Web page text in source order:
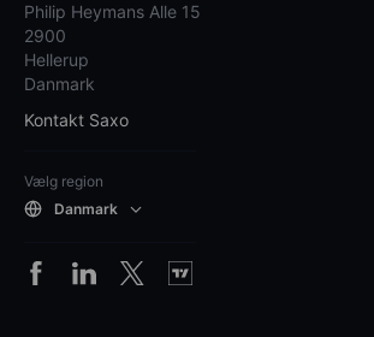
Philip Heymans Alle 15
2900
Hellerup
Danmark
Kontakt Saxo
Vælg region
Danmark